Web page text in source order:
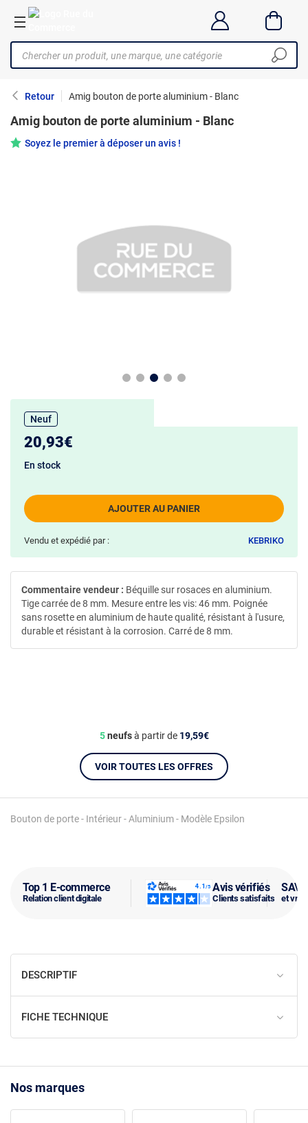
Retour Amig bouton de porte aluminium - Blanc
Top 1 E-commerce
Relation client digitale
Avis vérifiés
Clients satisfaits
SAV
et
Amig bouton de porte aluminium - Blanc
Soyez le premier à déposer un avis !
Bouton de porte - Intérieur - Aluminium - Modèle Epsilon
Neuf
20,93€
AJOUTER AU PANIER
En stock
Vendu et expédié par : KEBRIKO
5neufsà partir de 19,59€
VOIR TOUTES LES OFFRES
Commentaire vendeur : Béquille sur rosaces en aluminium.
Tige carrée de 8 mm. Mesure entre les vis: 46 mm. Poignée
sans rosette en aluminium de haute qualité, résistant à l'usure,
durable et résistant à la corrosion. Carré de 8 mm.
DESCRIPTIF
FICHE TECHNIQUE
Nos marques